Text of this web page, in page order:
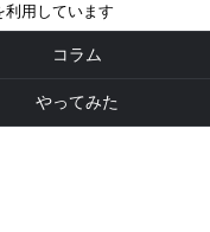
利用しています
コラム
やってみた